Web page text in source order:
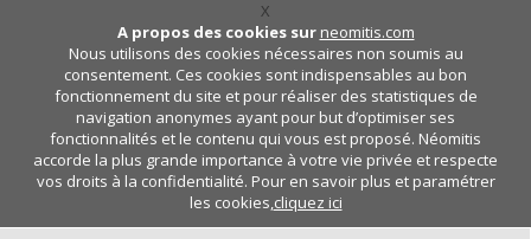
X
A propos des cookies sur neomitis.com
Nous utilisons des cookies nécessaires non soumis au
consentement. Ces cookies sont indispensables au bon
fonctionnement du site et pour réaliser des statistiques de
navigation anonymes ayant pour but d’optimiser ses
fonctionnalités et le contenu qui vous est proposé. Néomitis
accorde la plus grande importance à votre vie privée et respecte
vos droits à la confidentialité. Pour en savoir plus et paramétrer
les cookies,cliquez ici